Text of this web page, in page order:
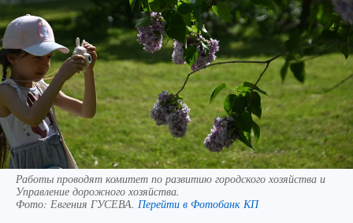
Работы проводят комитет по развитию городского хозяйства и
Управление дорожного хозяйства.
Фото: Евгения ГУСЕВА. Перейти в Фотобанк КП